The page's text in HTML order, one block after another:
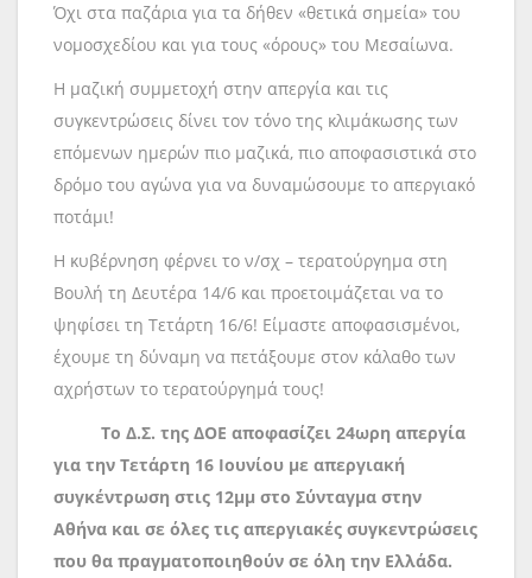
Όχι στα παζάρια για τα δήθεν «θετικά σημεία» του
νομοσχεδίου και για τους «όρους» του Μεσαίωνα.
Η μαζική συμμετοχή στην απεργία και τις
συγκεντρώσεις δίνει τον τόνο της κλιμάκωσης των
επόμενων ημερών πιο μαζικά, πιο αποφασιστικά στο
δρόμο του αγώνα για να δυναμώσουμε το απεργιακό
ποτάμι!
Η κυβέρνηση φέρνει το ν/σχ – τερατούργημα στη
Βουλή τη Δευτέρα 14/6 και προετοιμάζεται να το
ψηφίσει τη Τετάρτη 16/6! Είμαστε αποφασισμένοι,
έχουμε τη δύναμη να πετάξουμε στον κάλαθο των
αχρήστων το τερατούργημά τους!
Το Δ.Σ. της ΔΟΕ αποφασίζει 24ωρη απεργία
για την Τετάρτη 16 Ιουνίου με απεργιακή
συγκέντρωση στις 12μμ στο Σύνταγμα στην
Αθήνα και σε όλες τις απεργιακές συγκεντρώσεις
που θα πραγματοποιηθούν σε όλη την Ελλάδα.